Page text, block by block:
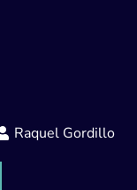
Raquel Gordillo